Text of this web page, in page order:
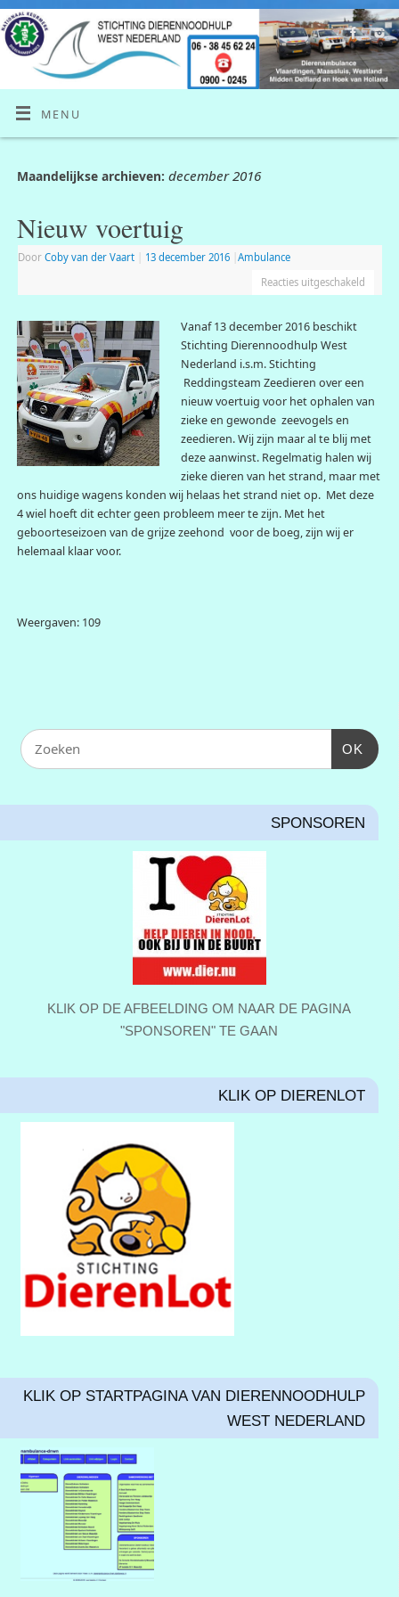
MENU
Maandelijkse archieven: december 2016
Nieuw voertuig
Door Coby van der Vaart 13 december 2016
Ambulance
Reacties uitgeschakeld
Vanaf 13 december 2016 beschikt
Stichting Dierennoodhulp West
Nederland i.s.m. Stichting
Reddingsteam Zeedieren over een
nieuw voertuig voor het ophalen van
zieke en gewonde zeevogels en
zeedieren. Wij zijn maar al te blij met
deze aanwinst. Regelmatig halen wij
zieke dieren van het strand, maar met
ons huidige wagens konden wij helaas het strand niet op. Met deze
4 wiel hoeft dit echter geen probleem meer te zijn. Met het
geboorteseizoen van de grijze zeehond voor de boeg, zijn wij er
helemaal klaar voor.
Weergaven: 109
OK
SPONSOREN
KLIK OP DE AFBEELDING OM NAAR DE PAGINA
"SPONSOREN" TE GAAN
KLIK OP DIERENLOT
KLIK OP STARTPAGINA VAN DIERENNOODHULP
WEST NEDERLAND